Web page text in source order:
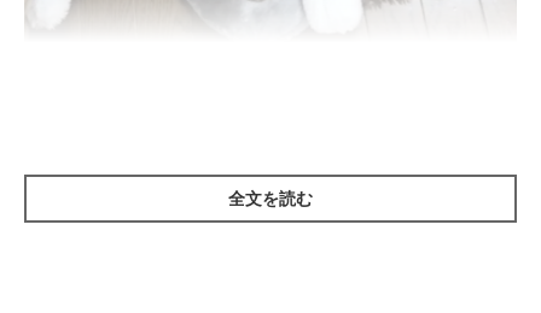
（＾ｕ＾）
全文を読む